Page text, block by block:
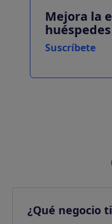
Mejora la
huéspedes
Suscríbete
¿Qué negocio